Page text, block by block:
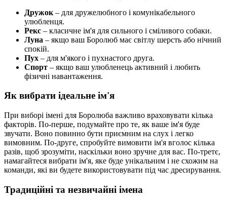
Дружок – для дружелюбного і комунікабельного
улюбленця.
Рекс – класичне ім'я для сильного і сміливого собаки.
Луна – якщо ваш Боролюб має світлу шерсть або нічний
спокій.
Пух – для м'якого і пухнастого друга.
Спорт – якщо ваш улюбленець активний і любить
фізичні навантаження.
Як вибрати ідеальне ім'я
При виборі імені для Боролюба важливо враховувати кілька
факторів. По-перше, подумайте про те, як ваше ім'я буде
звучати. Воно повинно бути приємним на слух і легко
вимовним. По-друге, спробуйте вимовити ім'я вголос кілька
разів, щоб зрозуміти, наскільки воно зручне для вас. По-третє,
намагайтеся вибрати ім'я, яке буде унікальним і не схожим на
команди, які ви будете використовувати під час дресирування.
Традиційні та незвичайні імена